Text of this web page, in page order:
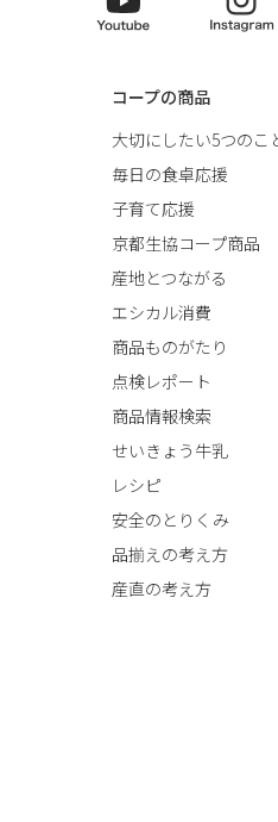
コープの商品
大切にしたい5つのこ
毎日の食卓応援
子育て応援
京都生協コープ商品
産地とつながる
エシカル消費
商品ものがたり
点検レポート
商品情報検索
せいきょう牛乳
レシピ
安全のとりくみ
品揃えの考え方
産直の考え方